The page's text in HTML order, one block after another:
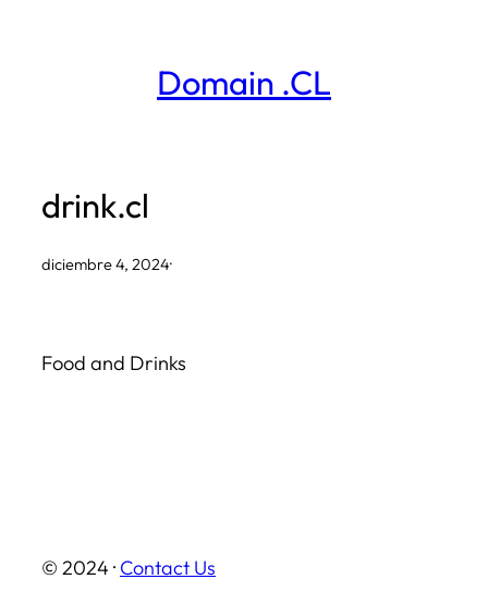
Domain .CL
drink.cl
diciembre 4, 2024·
Food and Drinks
© 2024 · Contact Us